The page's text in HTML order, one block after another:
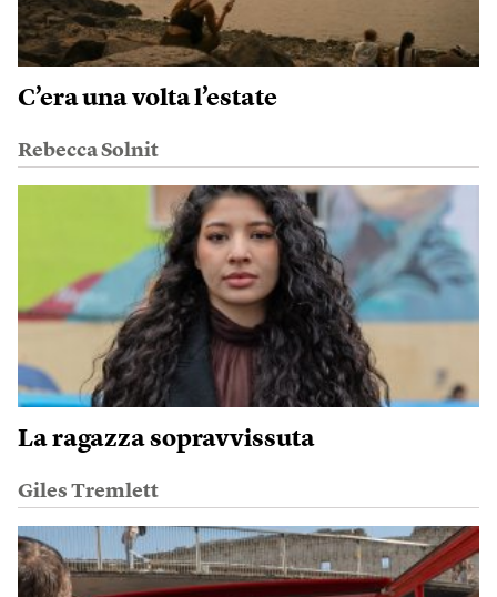
C’era una volta l’estate
Rebecca Solnit
La ragazza sopravvissuta
Giles Tremlett